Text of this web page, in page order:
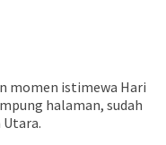
momen istimewa Hari
halaman, sudah